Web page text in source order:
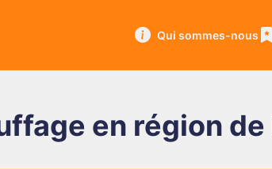
Qui sommes-nous
en région